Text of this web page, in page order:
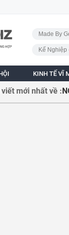
Made By
Kế Nghiệp
KINH TẾ VĨ
mới nhất về :